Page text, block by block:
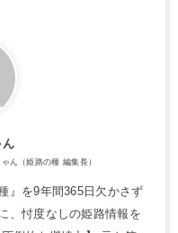
ん
ん（姫路の種 編集長）
』を9年間365日欠かさず
、忖度なしの姫路情報を